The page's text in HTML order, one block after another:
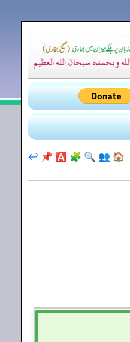
🏠
👥
🔍
🧩
🅰️
📌
↩️